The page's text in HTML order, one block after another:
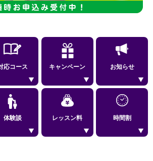
応コース キャンペーン お知らせ
体験談 レッスン料 時間割